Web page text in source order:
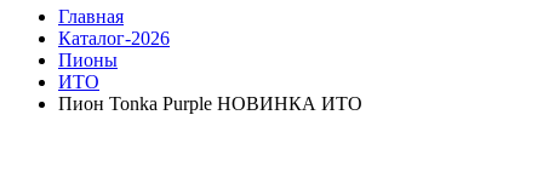
Главная
Каталог-2026
Пионы
ИТО
Пион Tonka Purple НОВИНКА ИТО